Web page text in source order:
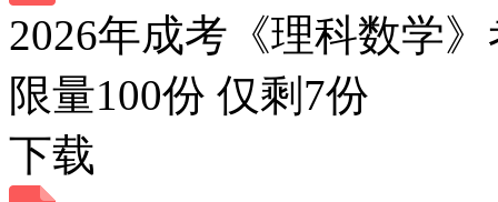
2026年成考《理科数学
限量100份 仅剩 7份
下载